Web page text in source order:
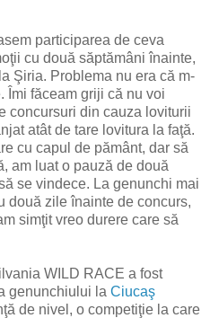
participarea de ceva
cu două săptămâni înainte,
Şiria. Problema nu era că m-
Îmi făceam griji că nu voi
concursuri din cauza loviturii
atât de tare lovitura la faţă.
cu capul de pământ, dar să
am luat o pauză de două
se vindece. La genunchi mai
două zile înainte de concurs,
simţit vreo durere care să
WILD RACE a fost
genunchiului la Ciucaş
de nivel, o competiţie la care